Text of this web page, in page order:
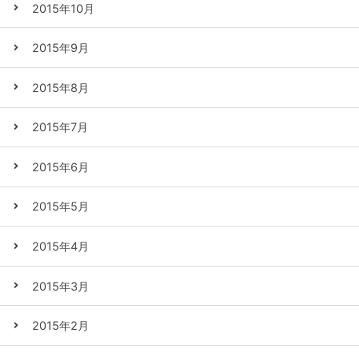
2015年10月
2015年9月
2015年8月
2015年7月
2015年6月
2015年5月
2015年4月
2015年3月
2015年2月